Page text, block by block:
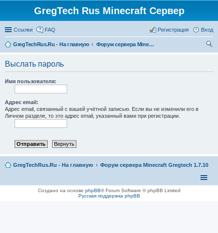
GregTech Rus Minecraft Сервер
Ссылки FAQ Вход
Регистрация
GregTechRus.Ru - На главную
Форум сервера Minecraft Gregtech 1.7.10
Выслать пароль
Имя пользователя:
Адрес email:
Адрес email, связанный с вашей учётной записью. Если вы не изменили его в
Личном разделе, то это адрес email, указанный вами при регистрации.
GregTechRus.Ru - На главную Форум сервера Minecraft Gregtech 1.7.10
Создано на основе phpBB® Forum Software © phpBB Limited
Русская поддержка phpBB